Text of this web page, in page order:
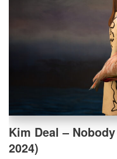
Kim Deal –
2024)